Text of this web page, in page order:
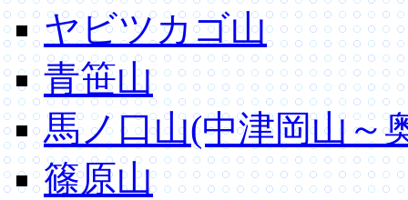
ヤビツカゴ山
青笹山
馬ノ口山(中津岡山～
篠原山